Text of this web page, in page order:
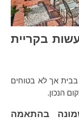
בקריית
אך לא בטוחים
הנכון.
בהתאמה